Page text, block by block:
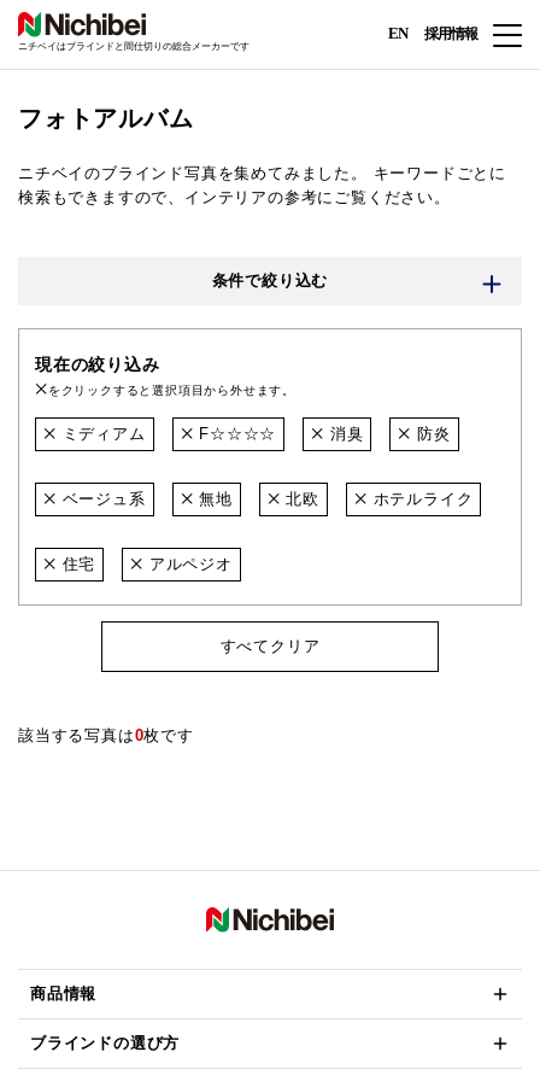
ニチベイはブラインドと間仕切りの総合メーカーです
EN 採用情報
フォトアルバム
ニチベイのブラインド写真を集めてみました。
キーワードごとに
検索もできますので、インテリアの参考にご覧ください。
条件で絞り込む
現在の絞り込み
をクリックすると選択項目から外せます。
ミディアム F☆☆☆☆ 消臭 防炎
ベージュ系 無地 北欧 ホテルライク
住宅 アルペジオ
すべてクリア
該当する写真は0枚です
商品情報
ブラインドの選び方